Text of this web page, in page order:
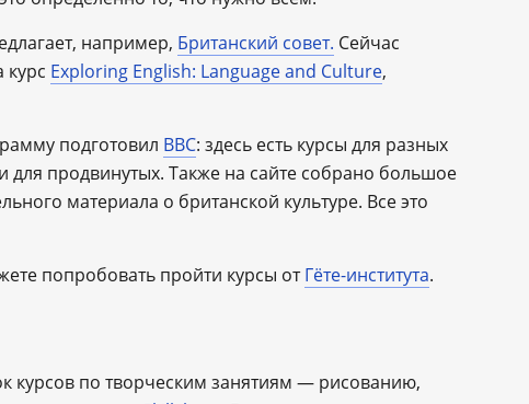
например, Британский совет. Сейчас
курс Exploring English: Language and Culture,
подготовил BBC: здесь есть курсы для разных
продвинутых. Также на сайте собрано большое
материала о британской культуре. Все это
попробовать пройти курсы отГёте-института.
по творческим занятиям — рисованию,